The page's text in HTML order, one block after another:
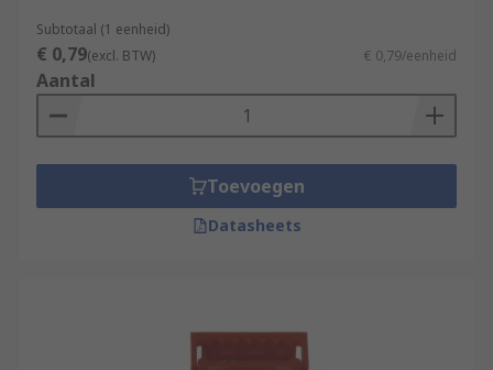
Subtotaal (1 eenheid)
€ 0,79(excl. BTW) € 0,79/eenheid
Aantal
Toevoegen
Datasheets